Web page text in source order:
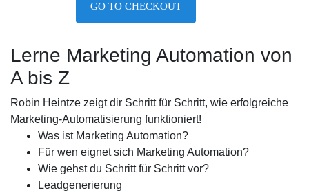
GO TO CHECKOUT
Lerne Marketing Automation von
A bis Z
Robin Heintze zeigt dir Schritt für Schritt, wie erfolgreiche
Marketing-Automatisierung funktioniert!
Was ist Marketing Automation?
Für wen eignet sich Marketing Automation?
Wie gehst du Schritt für Schritt vor?
Leadgenerierung